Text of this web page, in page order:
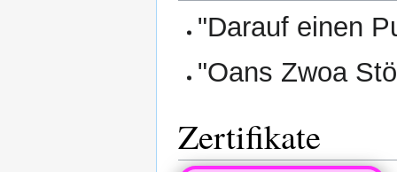
"Darauf einen
"Oans Zwoa
Zertifikate